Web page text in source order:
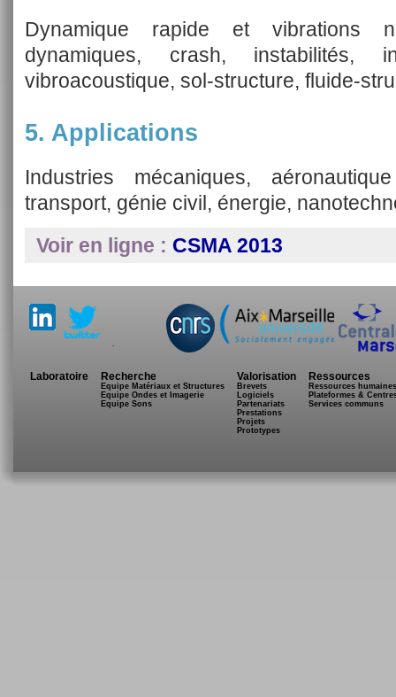
Dynamique rapide et vibrations
dynamiques, crash, instabilités,
vibroacoustique, sol-structure, fluide-
5. Applications
Industries mécaniques,
transport, génie civil, énergie,
Voir en ligne : CSMA 2013
Laboratoire Recherche
Equipe Matériaux et Structures
Equipe Ondes et Imagerie
Equipe Sons
Valorisation
Brevets
Logiciels
Partenariats
Prestations
Projets
Prototypes
Ressources
Ressources humaines
Plateformes &
Services communs